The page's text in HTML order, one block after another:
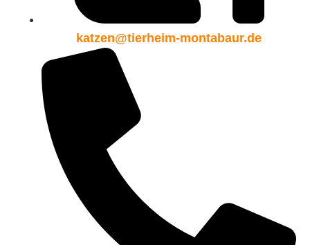
katzen@tierheim-montabaur.de